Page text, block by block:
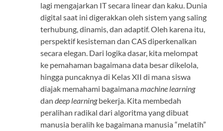
lagi mengajarkan IT secara linear dan kaku. Dunia
digital saat ini digerakkan oleh sistem yang saling
terhubung, dinamis, dan adaptif. Oleh karena itu,
perspektif kesisteman dan CAS diperkenalkan
secara elegan. Dari logika dasar, kita melompat
ke pemahaman bagaimana data besar dikelola,
hingga puncaknya di Kelas XII di mana siswa
diajak memahami bagaimanamachine learning
dandeep learningbekerja. Kita membedah
peralihan radikal dari algoritma yang dibuat
manusia beralih ke bagaimana manusia “melatih”